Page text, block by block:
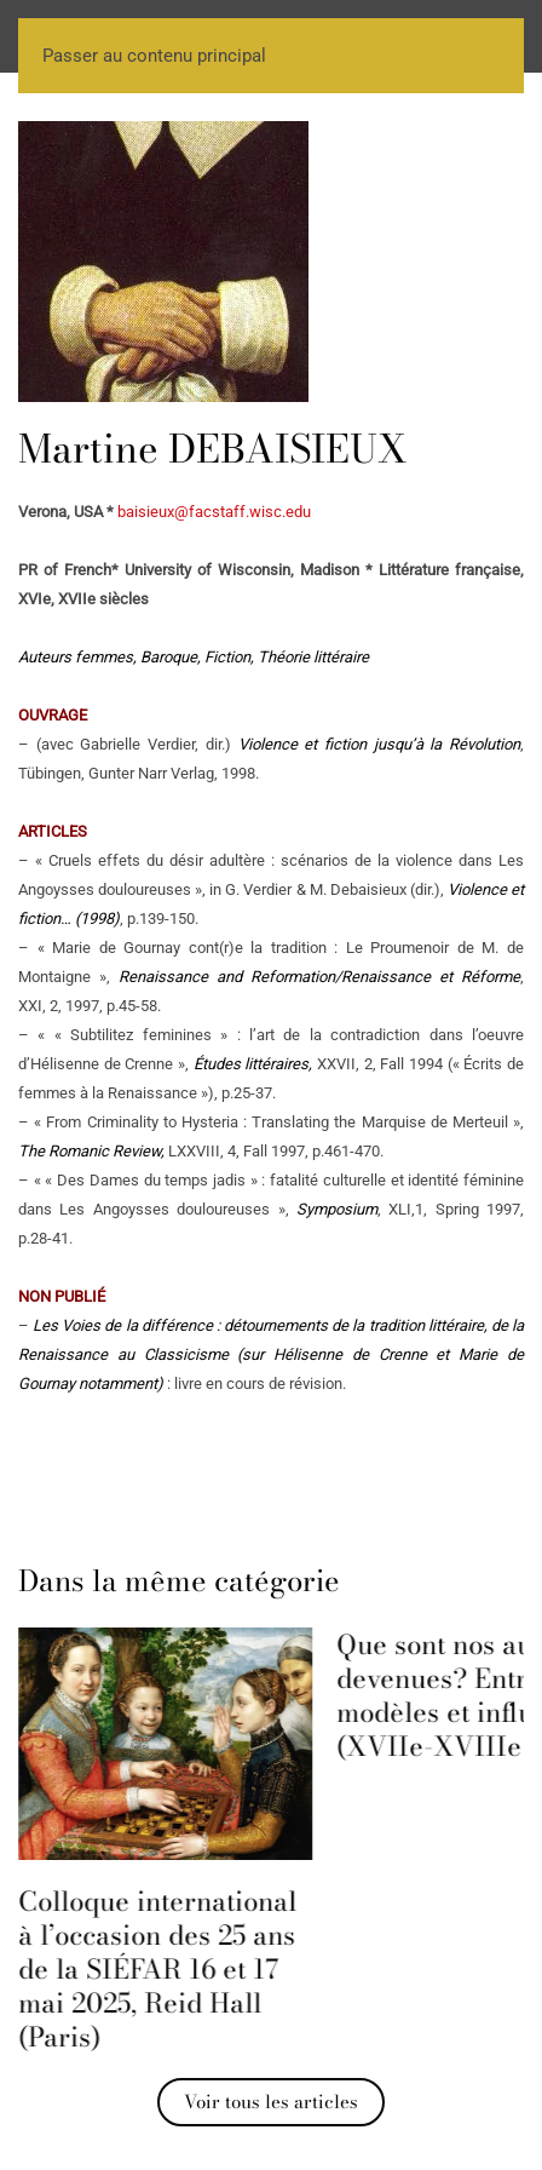
Passer au contenu principal
Martine DEBAISIEUX
Verona, USA * baisieux@facstaff.wisc.edu
PR of French* University of Wisconsin, Madison * Littérature française,
XVIe, XVIIe siècles
Auteurs femmes, Baroque, Fiction, Théorie littéraire
OUVRAGE
– (avec Gabrielle Verdier, dir.) Violence et fiction jusqu’à la Révolution,
Tübingen, Gunter Narr Verlag, 1998.
ARTICLES
– « Cruels effets du désir adultère : scénarios de la violence dans Les
Angoysses douloureuses », in G. Verdier & M. Debaisieux (dir.), Violence et
fiction… (1998), p.139-150.
– « Marie de Gournay cont(r)e la tradition : Le Proumenoir de M. de
Montaigne », Renaissance and Reformation/Renaissance et Réforme,
XXI, 2, 1997, p.45-58.
– « « Subtilitez feminines » : l’art de la contradiction dans l’oeuvre
d’Hélisenne de Crenne », Études littéraires, XXVII, 2, Fall 1994 (« Écrits de
femmes à la Renaissance »), p.25-37.
– « From Criminality to Hysteria : Translating the Marquise de Merteuil »,
The Romanic Review, LXXVIII, 4, Fall 1997, p.461-470.
– « « Des Dames du temps jadis » : fatalité culturelle et identité féminine
dans Les Angoysses douloureuses », Symposium, XLI,1, Spring 1997,
p.28-41.
NON PUBLIÉ
– Les Voies de la différence : détournements de la tradition littéraire, de la
Renaissance au Classicisme (sur Hélisenne de Crenne et Marie de
Gournay notamment) : livre en cours de révision.
Dans la même catégorie
Colloque international
à l’occasion des 25 ans
de la SIÉFAR 16 et 17
mai 2025, Reid Hall
(Paris)
Que sont nos
devenues? Entre
modèles et
(XVIIe-XVIIIe
Voir tous les articles